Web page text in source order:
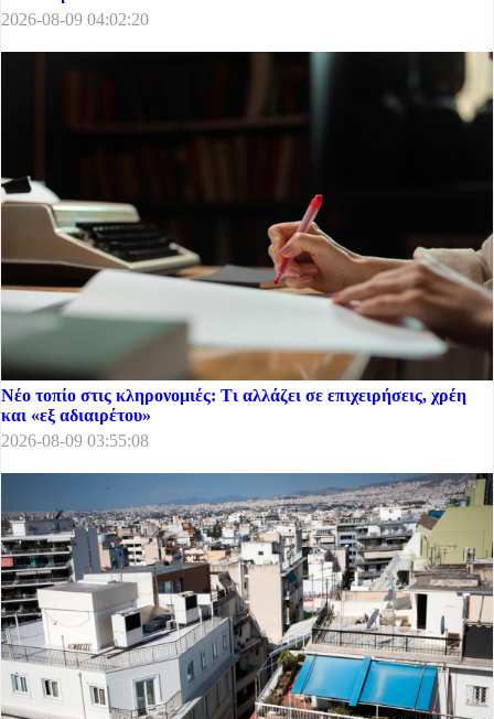
2026-08-09 04:02:20
Νέο τοπίο στις κληρονομιές: Τι αλλάζει σε επιχειρήσεις, χρέη
και «εξ αδιαιρέτου»
2026-08-09 03:55:08